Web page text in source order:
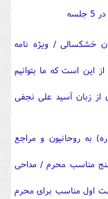
خشکسالی / ویژه نامه
این است که ما بتوانیم
زبان آسید علی نجفی
به روحانیون و مراجع
مناسب محرم / مداحی
اول مناسب برای محرم